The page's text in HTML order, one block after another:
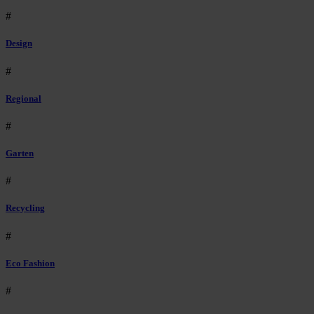
#
Design
#
Regional
#
Garten
#
Recycling
#
Eco Fashion
#